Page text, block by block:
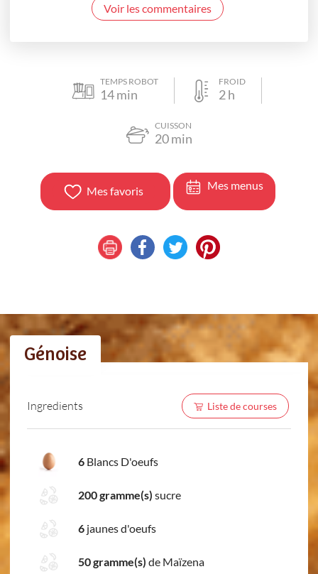
Voir les commentaires
TEMPS ROBOT
14min
FROID
2h
CUISSON
20min
Mes favoris Mes menus
Génoise
Ingredients Liste de courses
6 Blancs D'oeufs
200 gramme(s) sucre
6 jaunes d'oeufs
50 gramme(s) de Maïzena